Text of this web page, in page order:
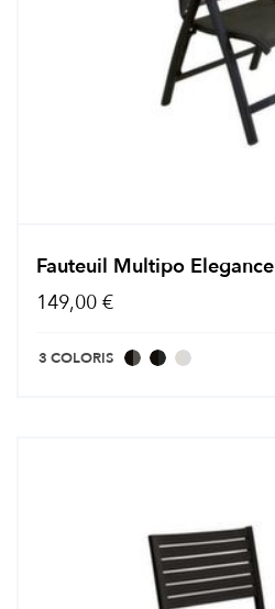
Fauteuil Multipo Elegance
149,00 €
3 COLORIS